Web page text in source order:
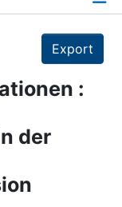
Export
:
der